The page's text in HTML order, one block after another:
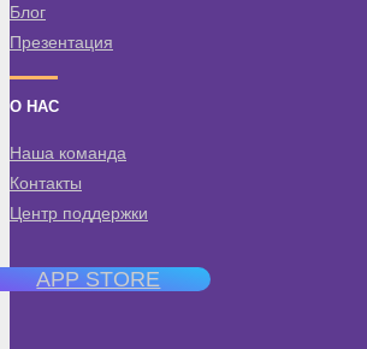
Блог
Презентация
О НАС
Наша команда
Контакты
Центр поддержки
APP STORE